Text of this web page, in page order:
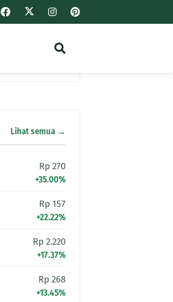
Lihat semua →
Rp 270
+35.00%
Rp 157
+22.22%
Rp 2.220
+17.37%
Rp 268
+13.45%